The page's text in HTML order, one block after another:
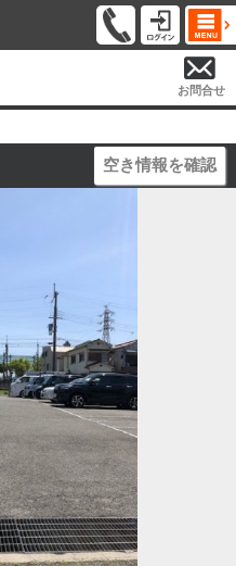
お問合せ
空き情報を確認